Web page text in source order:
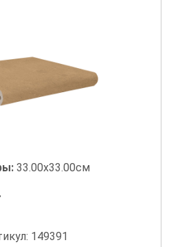
33.00x33.00см
149391